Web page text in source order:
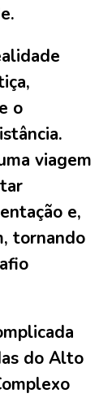
o
viagem
e,
tornando
do Alto